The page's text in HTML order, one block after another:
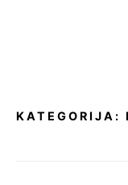
KATEGORIJA: